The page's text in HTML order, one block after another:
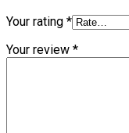
Your rating *
Your review *